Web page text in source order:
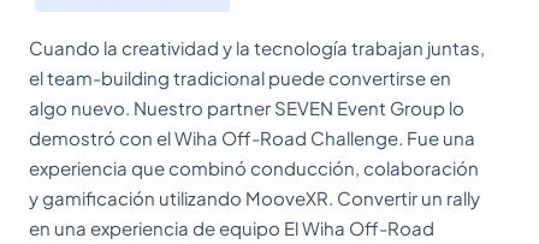
Cuando la creatividad y la tecnología trabajan juntas,
el team-building tradicional puede convertirse en
algo nuevo. Nuestro partner SEVEN Event Group lo
demostró con el Wiha Off-Road Challenge. Fue una
experiencia que combinó conducción, colaboración
y gamificación utilizando MooveXR. Convertir un rally
en una experiencia de equipo El Wiha Off-Road